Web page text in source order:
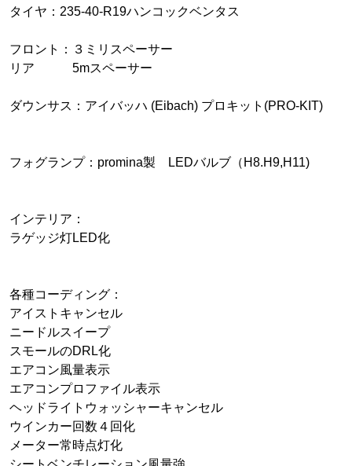
タイヤ：235-40-R19ハンコックベンタス
フロント：３ミリスペーサー
リア 5mスペーサー
ダウンサス：アイバッハ (Eibach) プロキット(PRO-KIT)
フォグランプ：promina製 LEDバルブ（H8.H9,H11)
インテリア：
ラゲッジ灯LED化
各種コーディング：
アイストキャンセル
ニードルスイープ
スモールのDRL化
エアコン風量表示
エアコンプロファイル表示
ヘッドライトウォッシャーキャンセル
ウインカー回数４回化
メーター常時点灯化